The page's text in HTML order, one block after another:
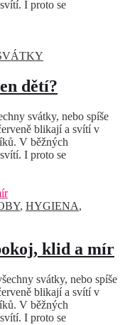
I proto se
dětí?
svátky, nebo spíše
blikají a svítí v
V běžných
I proto se
, HYGIENA,
klid a mír
svátky, nebo spíše
blikají a svítí v
V běžných
I proto se